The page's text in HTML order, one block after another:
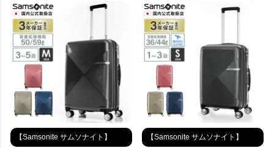
【Samsonite サムソナイト】 【Samsonite サムソナイト】